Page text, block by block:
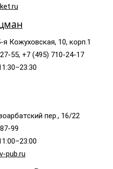
я Кожуховская, 10, корп.1
55, +7 (495) 710-24-17
пер., 16/22
99
pub.ru